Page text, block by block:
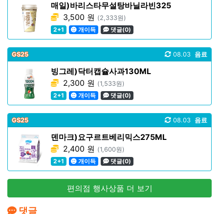
매일)바리스타무설탕바닐라빈325
3,500 원 (2,333원)
2+1
개이득 댓글(0)
GS25 음료
08.03
빙그레)닥터캡슐사과130ML
2,300 원 (1,533원)
2+1
개이득 댓글(0)
GS25 음료
08.03
덴마크)요구르트베리믹스275ML
2,400 원 (1,600원)
2+1
개이득 댓글(0)
편의점 행사상품 더 보기
댓글